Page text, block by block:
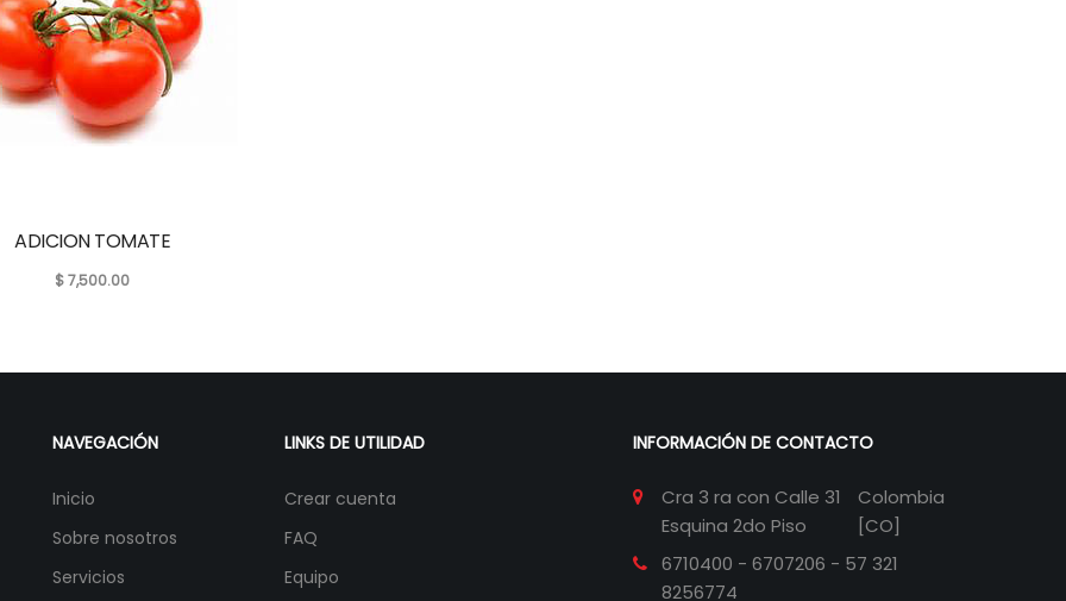
ADICION TOMATE
$7,500.00
NAVEGACIÓN
Inicio
Sobre nosotros
Servicios
LINKS DE UTILIDAD
Crear cuenta
FAQ
Equipo
INFORMACIÓN DE CONTACTO
Cra 3 ra con Calle 31
Esquina 2do Piso
Colombia
[CO]
6710400 - 6707206 - 57 321
8256774